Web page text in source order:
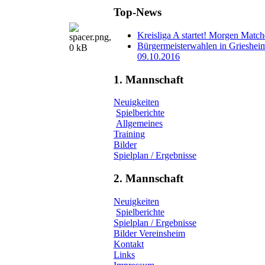
Top-News
Kreisliga A startet! Morgen
Bürgermeisterwahlen in
09.10.2016
1. Mannschaft
Neuigkeiten
Spielberichte
Allgemeines
Training
Bilder
Spielplan / Ergebnisse
2. Mannschaft
Neuigkeiten
Spielberichte
Spielplan / Ergebnisse
Bilder Vereinsheim
Kontakt
Links